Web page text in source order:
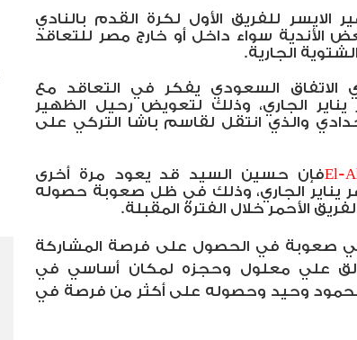
للفريق الأول لكرة القدم بالنادي
الأندية سواء داخل أو خارج مصر للتعاقد
الجارية.
الاتفاق السعودي يفكر في التعاقد مع
الجاري، وذلك لتعويض رحيل الظهير
والذي انتقل لقاسم باشا التركي على
El-فإن حسين السيد قد يعود مرة أخرى
يناير الجاري، وذلك في ظل صعوبة حصوله
الأحمر خلال الفترة المقبلة.
صعوبة في الحصول على فرصة المشاركة
علي معلول وحجزه لمكان أساسي في
وحيد وحصوله على أكثر من فرصة في